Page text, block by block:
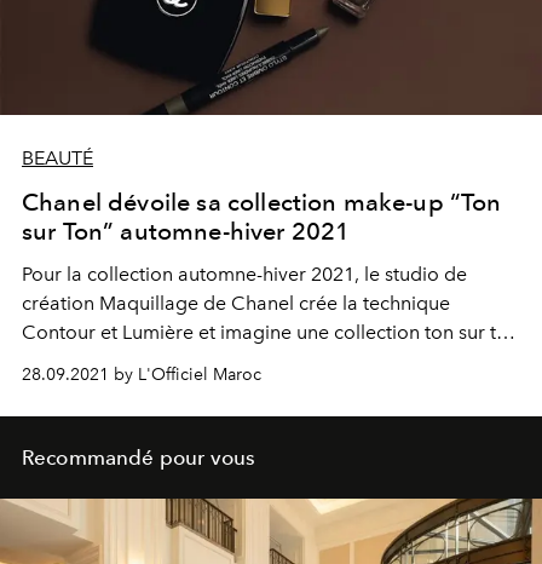
BEAUTÉ
Chanel dévoile sa collection make-up “Ton
sur Ton” automne-hiver 2021
Pour la collection automne-hiver 2021, le studio de
création Maquillage de Chanel crée la technique
Contour et Lumière et imagine une collection ton sur ton
autour de quatre harmonies colorielles intemporelles
qui permettent l'expression de soi en toute simplicité.
28.09.2021 by L'Officiel Maroc
Recommandé pour vous